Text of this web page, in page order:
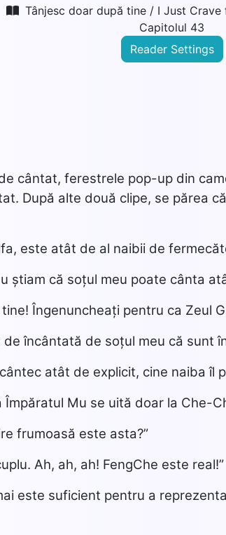
Tânjesc doar după tine / I Just Crave
Capitolul 43
Reader Settings
cântat, ferestrele pop-up din
După alte două clipe, se părea
este atât de al naibii de
știam că soțul meu poate cânta
Îngenuncheați pentru ca Zeul
încântată de soțul meu că sunt
atât de explicit, cine naiba îl
Mu se uită doar la Che-
frumoasă este asta?”
Ah, ah, ah! FengChe este real!”
este suficient pentru a